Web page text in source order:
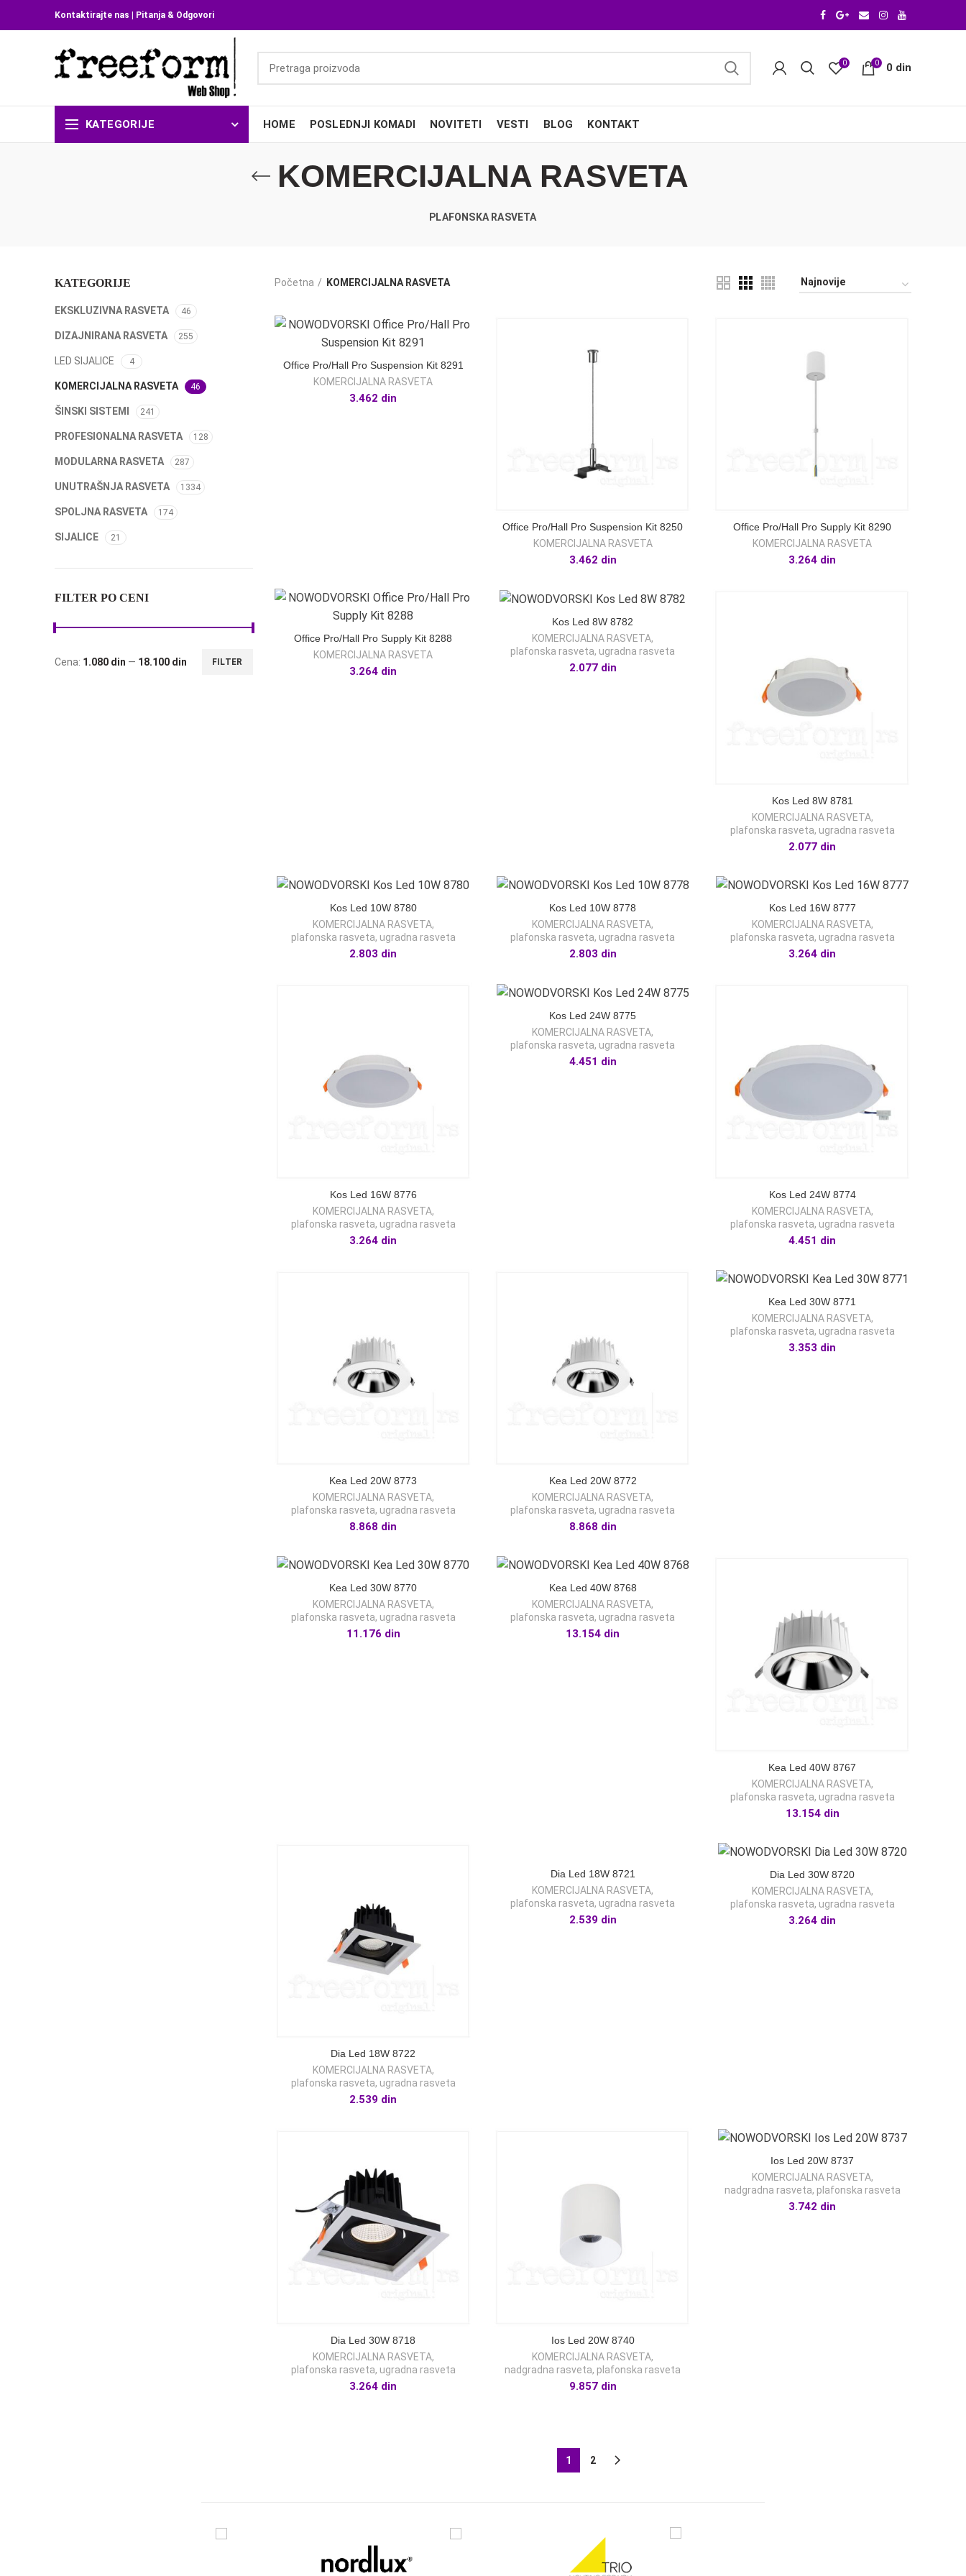
Kontaktirajte nas Pitanja & Odgovori
0 0 0 din
KATEGORIJE HOME POSLEDNJI KOMADI NOVITETI VESTI BLOG KONTAKT
KOMERCIJALNA RASVETA
PLAFONSKA RASVETA
Početna KOMERCIJALNA RASVETA
Office Pro/Hall Pro Suspension Kit 8291
KOMERCIJALNA RASVETA
3.462 din
Office Pro/Hall Pro Suspension Kit 8250
KOMERCIJALNA RASVETA
3.462 din
Office Pro/Hall Pro Supply Kit 8290
KOMERCIJALNA RASVETA
3.264 din
Office Pro/Hall Pro Supply Kit 8288
KOMERCIJALNA RASVETA
3.264 din
Kos Led 8W 8782
KOMERCIJALNA RASVETA,
plafonska rasveta, ugradna rasveta
2.077 din
Kos Led 8W 8781
KOMERCIJALNA RASVETA,
plafonska rasveta, ugradna rasveta
2.077 din
Kos Led 10W 8780
KOMERCIJALNA RASVETA,
plafonska rasveta, ugradna rasveta
2.803 din
Kos Led 10W 8778
KOMERCIJALNA RASVETA,
plafonska rasveta, ugradna rasveta
2.803 din
Kos Led 16W 8777
KOMERCIJALNA RASVETA,
plafonska rasveta, ugradna rasveta
3.264 din
Kos Led 16W 8776
KOMERCIJALNA RASVETA,
plafonska rasveta, ugradna rasveta
3.264 din
Kos Led 24W 8775
KOMERCIJALNA RASVETA,
plafonska rasveta, ugradna rasveta
4.451 din
Kos Led 24W 8774
KOMERCIJALNA RASVETA,
plafonska rasveta, ugradna rasveta
4.451 din
Kea Led 20W 8773
KOMERCIJALNA RASVETA,
plafonska rasveta, ugradna rasveta
8.868 din
Kea Led 20W 8772
KOMERCIJALNA RASVETA,
plafonska rasveta, ugradna rasveta
8.868 din
Kea Led 30W 8771
KOMERCIJALNA RASVETA,
plafonska rasveta, ugradna rasveta
3.353 din
Kea Led 30W 8770
KOMERCIJALNA RASVETA,
plafonska rasveta, ugradna rasveta
11.176 din
Kea Led 40W 8768
KOMERCIJALNA RASVETA,
plafonska rasveta, ugradna rasveta
13.154 din
Kea Led 40W 8767
KOMERCIJALNA RASVETA,
plafonska rasveta, ugradna rasveta
13.154 din
Dia Led 18W 8722
KOMERCIJALNA RASVETA,
plafonska rasveta, ugradna rasveta
2.539 din
Dia Led 18W 8721
KOMERCIJALNA RASVETA,
plafonska rasveta, ugradna rasveta
2.539 din
Dia Led 30W 8720
KOMERCIJALNA RASVETA,
plafonska rasveta, ugradna rasveta
3.264 din
Dia Led 30W 8718
KOMERCIJALNA RASVETA,
plafonska rasveta, ugradna rasveta
3.264 din
Ios Led 20W 8740
KOMERCIJALNA RASVETA,
nadgradna rasveta, plafonska rasveta
9.857 din
Ios Led 20W 8737
KOMERCIJALNA RASVETA,
nadgradna rasveta, plafonska rasveta
3.742 din
1 2
KATEGORIJE
EKSKLUZIVNA RASVETA 46
DIZAJNIRANA RASVETA 255
LED SIJALICE 4
KOMERCIJALNA RASVETA 46
ŠINSKI SISTEMI 241
PROFESIONALNA RASVETA 128
MODULARNA RASVETA 287
UNUTRAŠNJA RASVETA 1334
SPOLJNA RASVETA 174
SIJALICE 21
FILTER PO CENI
FILTER
Cena: 1.080 din — 18.100 din